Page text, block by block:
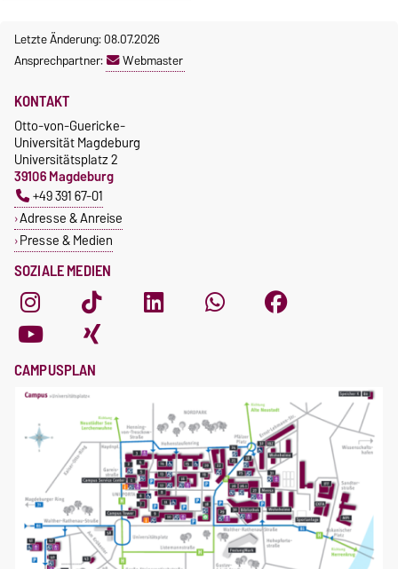
Letzte Änderung: 08.07.2026
Ansprechpartner:
Webmaster
SOZIALE MEDIEN
KONTAKT
Otto-von-Guericke-
Universität Magdeburg
Universitätsplatz 2
39106 Magdeburg
+49 391 67-01
Adresse & Anreise
Presse & Medien
CAMPUSPLAN